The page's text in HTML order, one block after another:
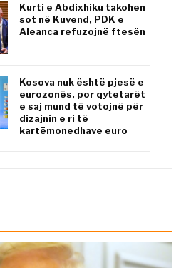
Kurti e Abdixhiku takohen
sot në Kuvend, PDK e
Aleanca refuzojnë ftesën
Kosova nuk është pjesë e
eurozonës, por qytetarët
e saj mund të votojnë për
dizajnin e ri të
kartëmonedhave euro